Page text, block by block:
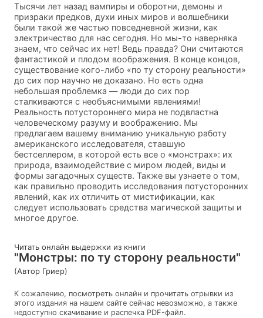
Тысячи лет назад вампиры и оборотни, демоны и
призраки предков, духи иных миров и волшебники
были такой же частью повседневной жизни, как
электричество для нас сегодня. Но мы-то наверняка
знаем, что сейчас их нет! Ведь правда? Они считаются
фантастикой и плодом воображения. В конце концов,
существование кого-либо «по ту сторону реальности»
до сих пор научно не доказано. Но есть одна
небольшая проблемка — люди до сих пор
сталкиваются с необъяснимыми явлениями!
Реальность потустороннего мира не подвластна
человеческому разуму и воображению. Мы
предлагаем вашему вниманию уникальную работу
американского исследователя, ставшую
бестселлером, в которой есть все о «монстрах»: их
природа, взаимодействие с миром людей, виды и
формы загадочных существ. Также вы узнаете о том,
как правильно проводить исследования потусторонних
явлений, как их отличить от мистификации, как
следует использовать средства магической защиты и
многое другое.
Читать онлайн выдержки из книги
"Монстры: по ту сторону реальности"
(Автор Гриер)
К сожалению, посмотреть онлайн и прочитать отрывки из
этого издания на нашем сайте сейчас невозможно, а также
недоступно скачивание и распечка PDF-файл.